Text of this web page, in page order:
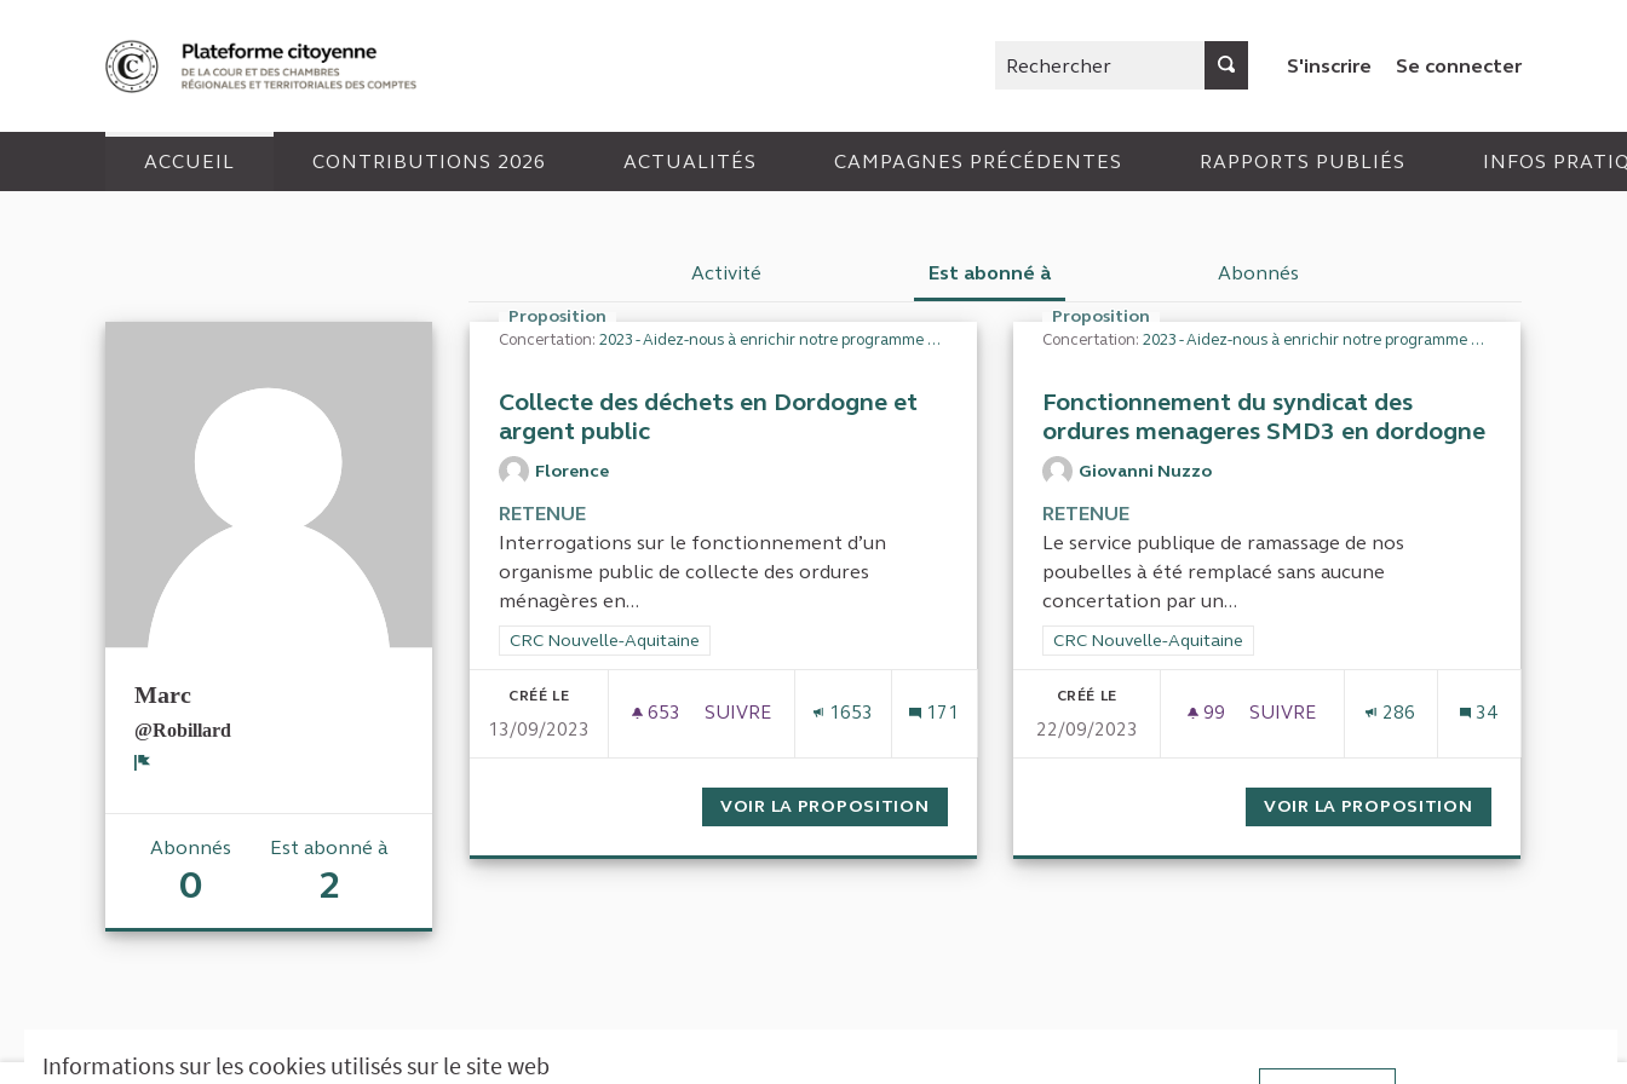
Informations sur les cookies utilisés sur le site web
Rechercher S'inscrire Se connecter
ACCUEIL CONTRIBUTIONS 2026 ACTUALITÉS CAMPAGNES PRÉCÉDENTES RAPPORTS PUBLIÉS INFOS
Activité Est abonné à Abonnés
Marc
@Robillard
Abonnés
0
Est abonné à
2
Proposition
Concertation: 2023 - Aidez-nous à enrichir notre programme de travail
Collecte des déchets en Dordogne et
argent public
Florence
RETENUE
Interrogations sur le fonctionnement d’un
organisme public de collecte des ordures
ménagères en...
Filtrer les résultats de la catégorie : CRC Nouvelle-Aquitaine
CRC Nouvelle-Aquitaine
CRÉÉ LE
13/09/2023
653 653 ABONNÉS
SUIVRE
COLLECTE DES DÉCHETS EN DORDOGNE ET ARGENT PUBLIC
1653 171
VOIR LA PROPOSITION COLLECTE DES DÉCHETS EN DORDOGNE ET ARGENT PUBLIC
Proposition
Concertation: 2023 - Aidez-nous à enrichir notre programme de travail
Fonctionnement du syndicat des
ordures menageres SMD3 en dordogne
Giovanni Nuzzo
RETENUE
Le service publique de ramassage de nos
poubelles à été remplacé sans aucune
concertation par un...
Filtrer les résultats de la catégorie : CRC Nouvelle-Aquitaine
CRC Nouvelle-Aquitaine
CRÉÉ LE
22/09/2023
99 99 ABONNÉS
SUIVRE 286 34
VOIR LA PROPOSITION